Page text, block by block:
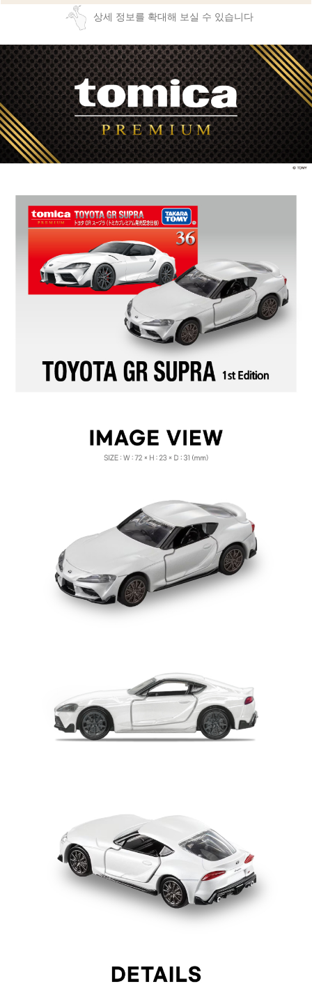
상세 정보를 확대해 보실 수 있습니다